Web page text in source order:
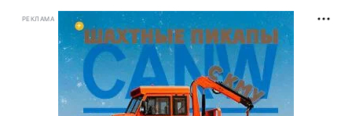
РЕКЛАМА